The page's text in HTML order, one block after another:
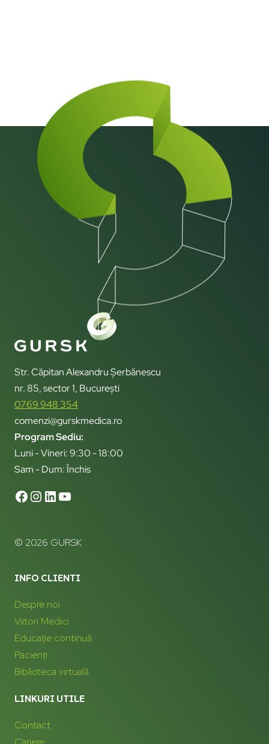
Str. Căpitan Alexandru Șerbănescu
nr. 85, sector 1, București
0769 948 354
comenzi@gurskmedica.ro
Program Sediu:
Luni - Vineri: 9:30 - 18:00
Sam - Dum: Închis
© 2026 GURSK
INFO CLIENTI
Despre noi
Viitori Medici
Educație continuă
Pacienți
Biblioteca virtuală
LINKURI UTILE
Contact